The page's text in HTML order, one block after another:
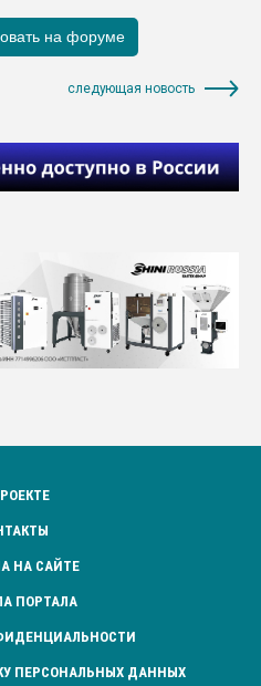
следующая новость
НА САЙТЕ
ПОРТАЛА
ПЕРСОНАЛЬНЫХ ДАННЫХ